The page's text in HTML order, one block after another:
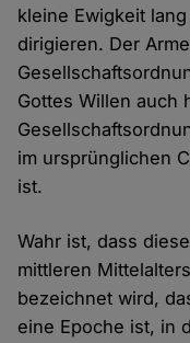
kleine Ewigkeit
dirigieren. Der
Gottes Willen auch
im ursprünglichen
ist.
Wahr ist, dass
mittleren
bezeichnet wird,
eine Epoche ist, in